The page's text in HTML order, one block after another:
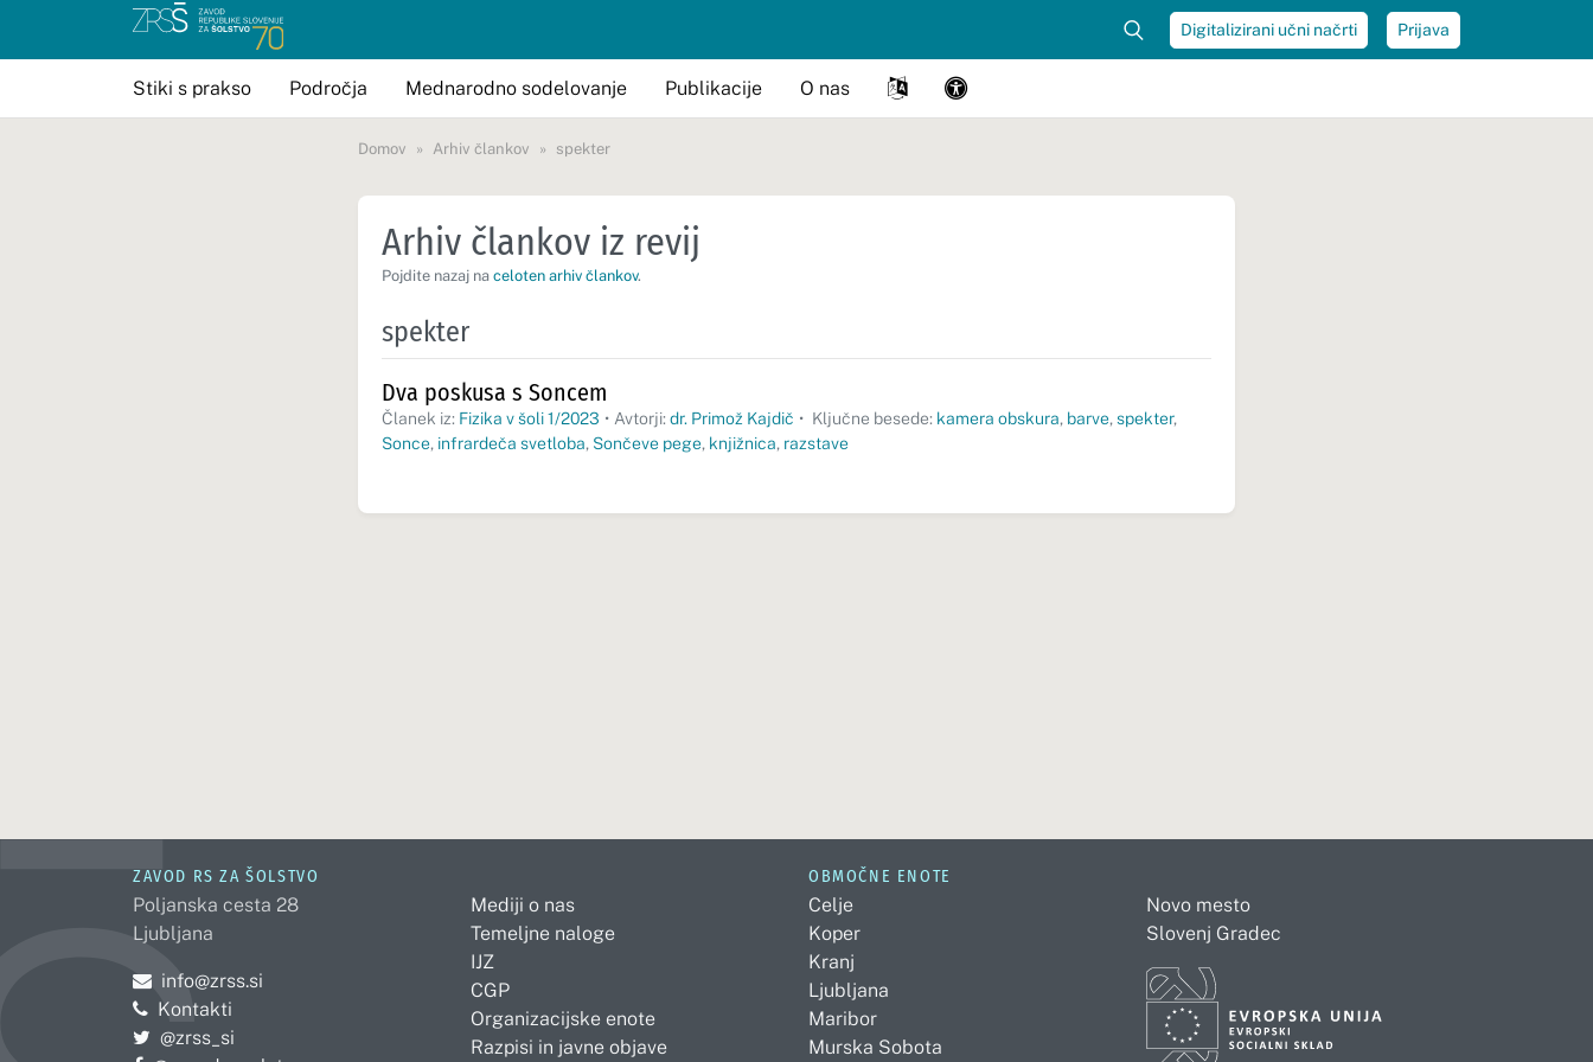
Digitalizirani učni načrti Prijava
Stiki s prakso Področja Mednarodno sodelovanje Publikacije O nas
Domov Arhiv člankov spekter
Arhiv člankov iz revij
Pojdite nazaj na celoten arhiv člankov.
spekter
Dva poskusa s Soncem
Članek iz: Fizika v šoli 1/2023 • Avtorji: dr. Primož Kajdič • Ključne besede: kamera obskura, barve, spekter,
Sonce, infrardeča svetloba, Sončeve pege, knjižnica, razstave
ZAVOD RS ZA ŠOLSTVO
Poljanska cesta 28
Ljubljana
Pošljite e-mail na
info@zrss.si
Kontakti
Pojdite na Twitter:
@zrss_si
Mediji o nas
Temeljne naloge
IJZ
CGP
Organizacijske enote
Razpisi in javne objave
OBMOČNE ENOTE
Celje
Koper
Kranj
Ljubljana
Maribor
Murska Sobota
Novo mesto
Slovenj Gradec